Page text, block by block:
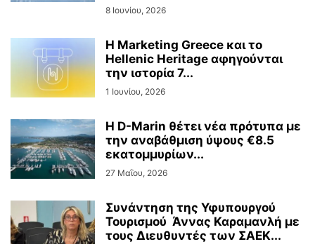
8 Ιουνίου, 2026
Η Marketing Greece και το
Hellenic Heritage αφηγούνται
την ιστορία 7...
1 Ιουνίου, 2026
Η D-Marin θέτει νέα πρότυπα με
την αναβάθμιση ύψους €8.5
εκατομμυρίων...
27 Μαΐου, 2026
Συνάντηση της Υφυπουργού
Τουρισμού Άννας Καραμανλή με
τους Διευθυντές των ΣΑΕΚ...